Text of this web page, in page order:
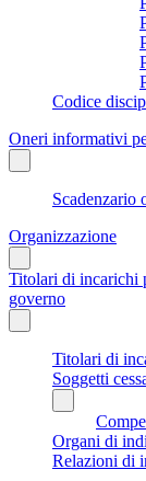
Codice
Oneri informativi
Scadenzario
Organizzazione
Titolari di incarichi
governo
Titolari di
Soggetti
Organi di
Relazioni di